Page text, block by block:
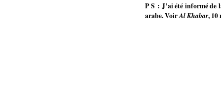
P S : J’ai été informé de
arabe. VoirAl Khabar, 10